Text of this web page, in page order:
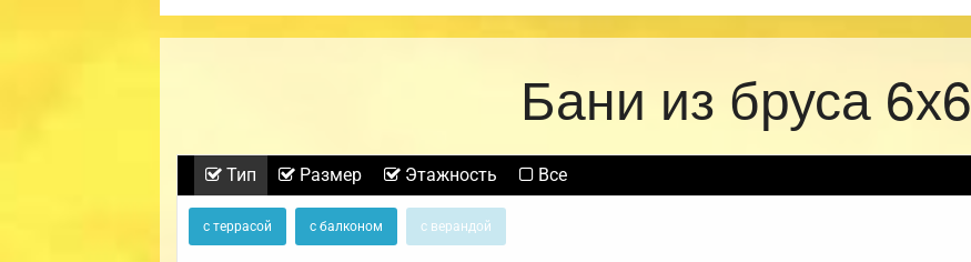
Бани из бруса 6х6
Тип Размер Этажность Все
с террасой с балконом с верандой